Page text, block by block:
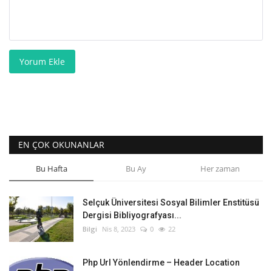
Yorum Ekle
EN ÇOK OKUNANLAR
Bu Hafta Bu Ay Her zaman
Selçuk Üniversitesi Sosyal Bilimler Enstitüsü
Dergisi Bibliyografyası...
Bilgi Nis 8, 2023 0 22
Php Url Yönlendirme – Header Location